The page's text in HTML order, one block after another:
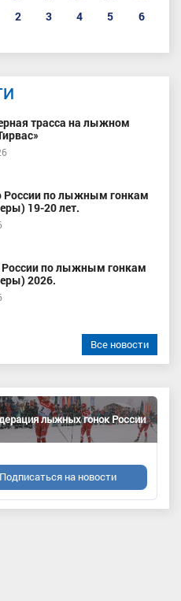
2 3 4 5 6
трасса на лыжном
России по лыжным гонкам
19-20 лет.
по лыжным гонкам
2026.
Все новости
лыжных гонок России
Подписаться на новости